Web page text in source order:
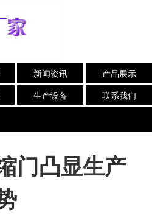
新闻资讯
产品展示
生产设备
联系我们
门凸显生产